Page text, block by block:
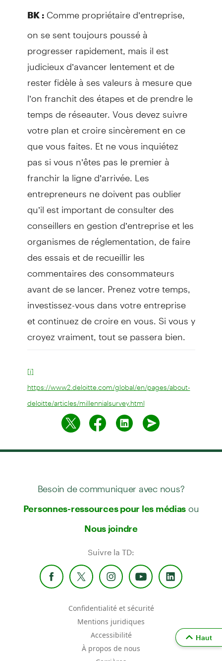
BK :Comme propriétaire d’entreprise,
on se sent toujours poussé à
progresser rapidement, mais il est
judicieux d’avancer lentement et de
rester fidèle à ses valeurs à mesure que
l’on franchit des étapes et de prendre le
temps de réseauter. Vous devez suivre
votre plan et croire sincèrement en ce
que vous faites. Et ne vous inquiétez
pas si vous n’êtes pas le premier à
franchir la ligne d’arrivée. Les
entrepreneurs ne doivent pas oublier
qu’il est important de consulter des
conseillers en gestion d’entreprise et les
organismes de réglementation, de faire
des essais et de recueillir les
commentaires des consommateurs
avant de se lancer. Prenez votre temps,
investissez-vous dans votre entreprise
et continuez de croire en vous. Si vous y
croyez vraiment, tout se passera bien.
[i]
https://www2.deloitte.com/global/en/pages/about-
deloitte/articles/millennialsurvey.html
Besoin de communiquer avec nous?
Personnes-ressources pour les médias ou
Nous joindre
Suivre la TD:
Confidentialité et sécurité
Mentions juridiques
Accessibilité
À propos de nous
Haut